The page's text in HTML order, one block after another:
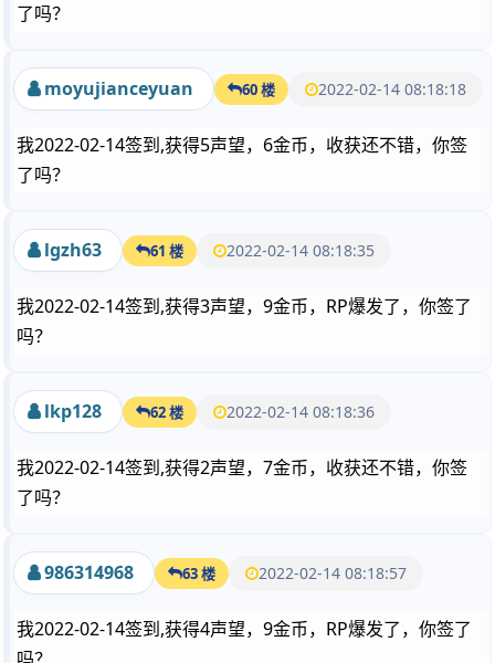
了吗？
moyujianceyuan 60 楼 2022-02-14 08:18:18
我2022-02-14签到,获得5声望，6金币，收获还不错，你签
了吗？
lgzh63 61 楼 2022-02-14 08:18:35
我2022-02-14签到,获得3声望，9金币，RP爆发了，你签了
吗？
lkp128 62 楼 2022-02-14 08:18:36
我2022-02-14签到,获得2声望，7金币，收获还不错，你签
了吗？
986314968 63 楼 2022-02-14 08:18:57
我2022-02-14签到,获得4声望，9金币，RP爆发了，你签了